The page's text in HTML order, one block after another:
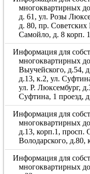
многоквартирных
д. 61, ул. Розы
д. 80, пр. Советских
Самойло, д. 8 корп.
Информация для
многоквартирных
Выучейского, д.54,
д.13, к.2, ул.
ул. Р. Люксембург,
Суфтина, 1 проезд,
Информация для
многоквартирных
д.13, корп.1, просп.
Володарского, д.80,
Информация для
многоквартирных